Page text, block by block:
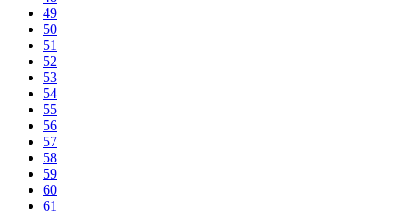
49
50
51
52
53
54
55
56
57
58
59
60
61